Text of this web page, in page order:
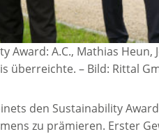
A.C., Mathias Heun,
überreichte. – Bild: Rittal
den Sustainability
zu prämieren. Erster